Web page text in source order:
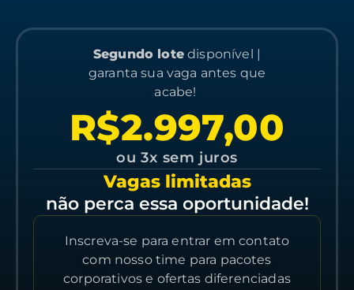
Segundo lotedisponível |
garanta sua vaga antes que
acabe!
R$2.997,00
ou 3x sem juros
Vagas limitadas
não perca essa oportunidade!
Inscreva-se para entrar em contato
com nosso time para pacotes
corporativos e ofertas diferenciadas